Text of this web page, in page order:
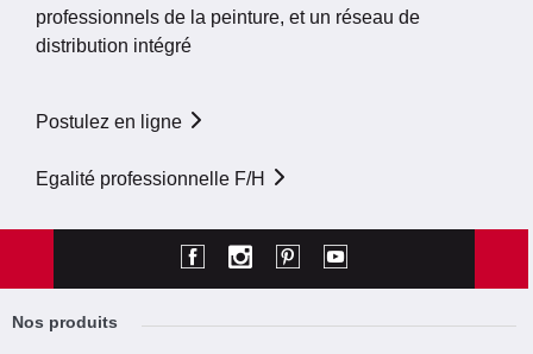
professionnels de la peinture, et un réseau de
distribution intégré
Postulez en ligne
Egalité professionnelle F/H
Nos produits